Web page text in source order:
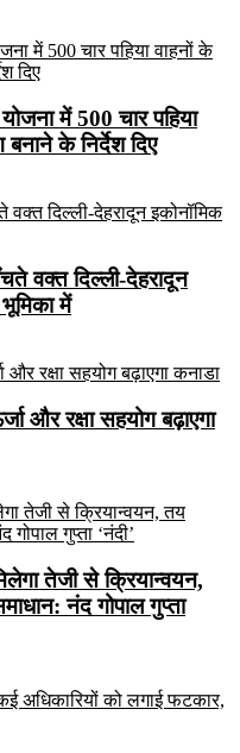
में 500 चार पहिया
बनाने के निर्देश दिए
वक्त दिल्ली-देहरादून
में
और रक्षा सहयोग बढ़ाएगा
तेजी से क्रियान्वयन,
नंद गोपाल गुप्ता